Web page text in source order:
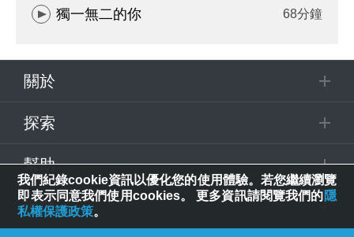
獨一無二的你 68分鐘
關於
探索
幫助
追蹤
我們紀錄cookie資訊以優化您的使用體驗。若您繼續瀏覽
即表示同意我們使用cookies。 更多資訊請閱覽我們的隱
私權保護政策。